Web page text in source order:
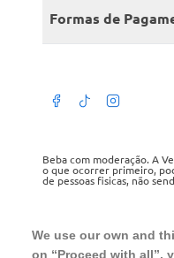
We use our own and
on “Proceed with all”,
Encontre um Clube
Member’s Mark
Fale conosco
Atendimento em
Termos de Uso
Política de
Formas de
Beba com moderação. A
o que ocorrer primeiro,
de pessoas fisicas, não
Tel.: 4020 5054